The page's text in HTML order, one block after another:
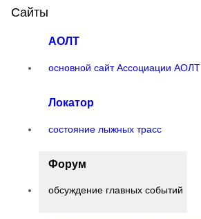
Сайты
АОЛТ
основной сайт Ассоциации АОЛТ
Локатор
состояние лыжных трасс
Форум
обсуждение главных событий